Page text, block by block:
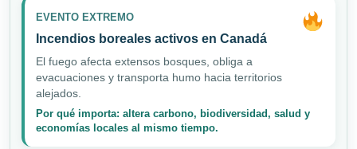
EVENTO EXTREMO
Incendios boreales activos en Canadá
El fuego afecta extensos bosques, obliga a
evacuaciones y transporta humo hacia territorios
alejados.
Por qué importa: altera carbono, biodiversidad, salud y
economías locales al mismo tiempo.